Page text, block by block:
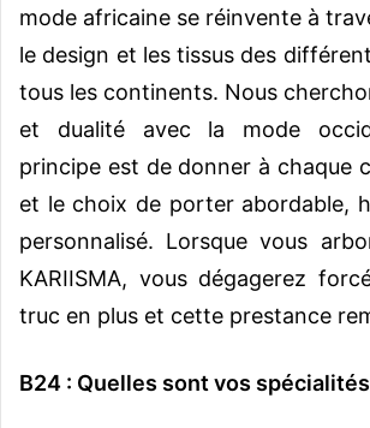
mode africaine se réinvente à
le design et les tissus des
tous les continents. Nous
et dualité avec la mode
principe est de donner à chaque
et le choix de porter abordable,
personnalisé. Lorsque vous
KARIISMA, vous dégagerez
truc en plus et cette prestance
B24 : Quelles sont vos